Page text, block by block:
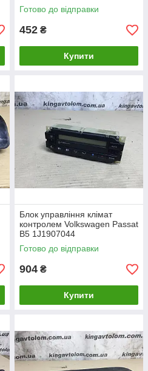
Готово до відправки
452 ₴
Купити
Блок управління клімат
контролем Volkswagen Passat
B5 1J1907044
Готово до відправки
904 ₴
Купити